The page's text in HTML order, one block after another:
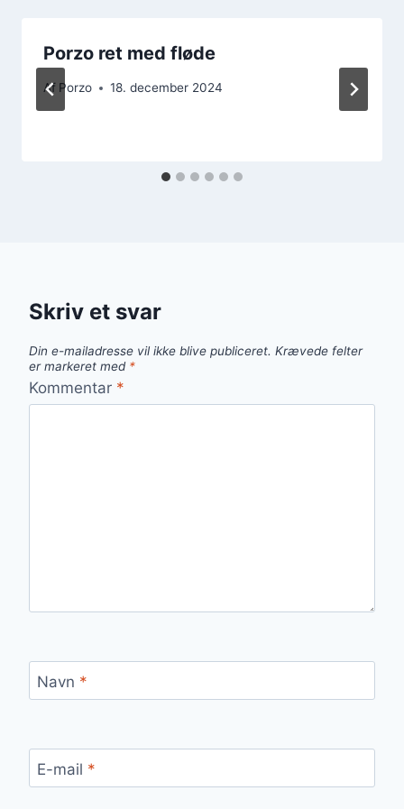
Porzo ret med fløde
Af Porzo 18. december 2024
Skriv et svar
Din e-mailadresse vil ikke blive publiceret. Krævede felter
er markeret med *
Kommentar *
Navn *
E-mail *